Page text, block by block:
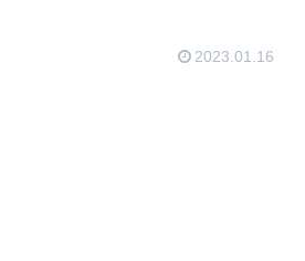
2023.01.16